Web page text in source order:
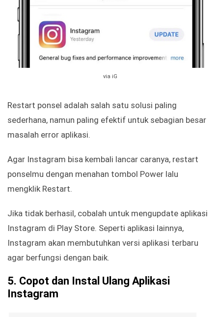
via iG
Restart ponsel adalah salah satu solusi paling
sederhana, namun paling efektif untuk sebagian besar
masalah error aplikasi.
Agar Instagram bisa kembali lancar caranya, restart
ponselmu dengan menahan tombol Power lalu
mengklik Restart.
Jika tidak berhasil, cobalah untuk mengupdate aplikasi
Instagram di Play Store. Seperti aplikasi lainnya,
Instagram akan membutuhkan versi aplikasi terbaru
agar berfungsi dengan baik.
5. Copot dan Instal Ulang Aplikasi
Instagram